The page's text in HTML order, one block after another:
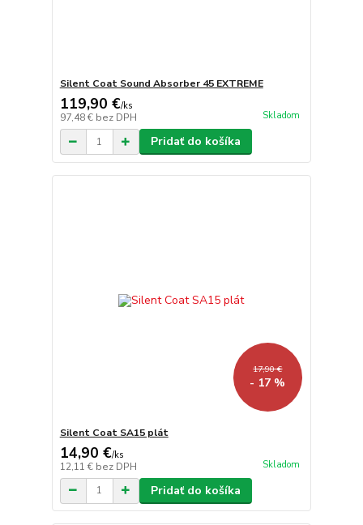
Silent Coat Sound Absorber 45 EXTREME
119,90 €/ks
97,48 € bez DPH Skladom
Pridať do košíka
17,90 €
- 17 %
Silent Coat SA15 plát
14,90 €/ks
12,11 € bez DPH Skladom
Pridať do košíka